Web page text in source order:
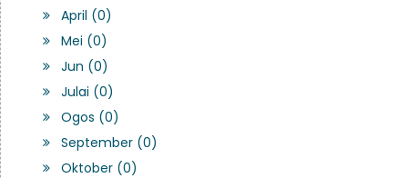
April (0)
Mei (0)
Jun (0)
Julai (0)
Ogos (0)
September (0)
Oktober (0)